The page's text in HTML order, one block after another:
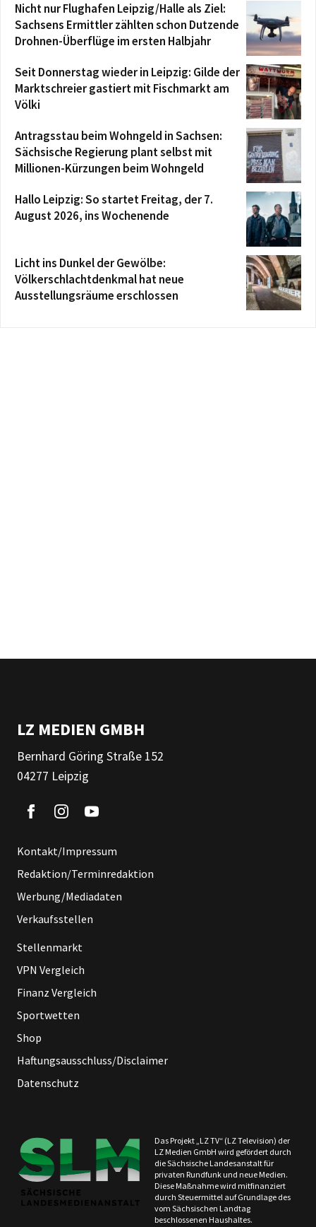
Nicht nur Flughafen Leipzig/Halle als Ziel:
Sachsens Ermittler zählten schon Dutzende
Drohnen-Überflüge im ersten Halbjahr
Seit Donnerstag wieder in Leipzig: Gilde der
Marktschreier gastiert mit Fischmarkt am
Völki
Antragsstau beim Wohngeld in Sachsen:
Sächsische Regierung plant selbst mit
Millionen-Kürzungen beim Wohngeld
Hallo Leipzig: So startet Freitag, der 7.
August 2026, ins Wochenende
Licht ins Dunkel der Gewölbe:
Völkerschlachtdenkmal hat neue
Ausstellungsräume erschlossen
LZ MEDIEN GMBH
Bernhard Göring Straße 152
04277 Leipzig
Kontakt/Impressum
Redaktion/Terminredaktion
Werbung/Mediadaten
Verkaufsstellen
Stellenmarkt
VPN Vergleich
Finanz Vergleich
Sportwetten
Shop
Haftungsausschluss/Disclaimer
Datenschutz
Das Projekt „LZ TV“ (LZ Television) der
LZ Medien GmbH wird gefördert durch
die Sächsische Landesanstalt für
privaten Rundfunk und neue Medien.
Diese Maßnahme wird mitfinanziert
durch Steuermittel auf Grundlage des
vom Sächsischen Landtag
beschlossenen Haushaltes.